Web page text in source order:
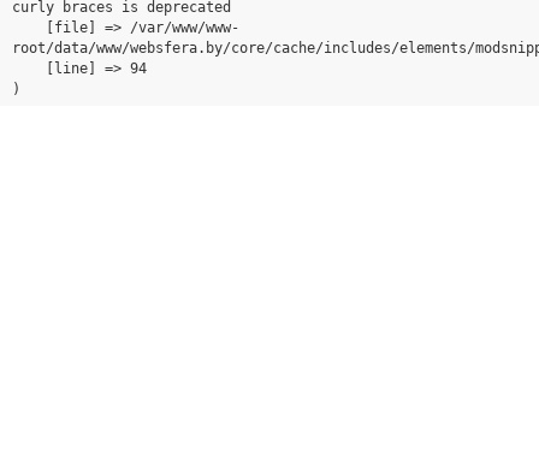
curly braces is deprecated
root/data/www/websfera.by/core/cache/includes/elements/